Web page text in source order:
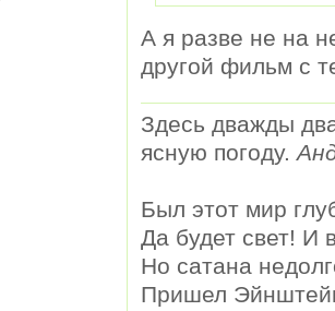
А я разве не на
другой фильм с
Здесь дважды
ясную погоду.
Был этот мир
Да будет свет! И
Но сатана
Пришел